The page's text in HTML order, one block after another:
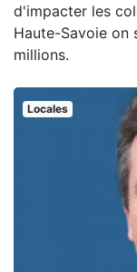
d'impacter les
Haute-Savoie on
millions.
Locales